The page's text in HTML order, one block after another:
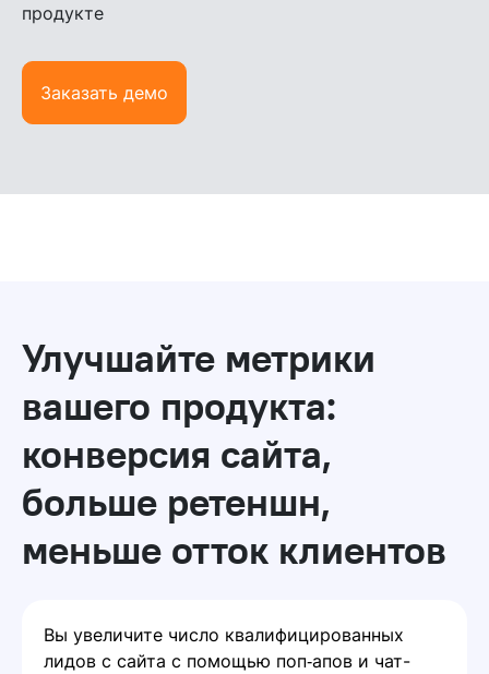
продукте
Заказать демо
Улучшайте метрики
вашего продукта:
конверсия сайта,
больше ретеншн,
меньше отток клиентов
Вы увеличите число квалифицированных
лидов с сайта с помощью поп‑апов и чат-